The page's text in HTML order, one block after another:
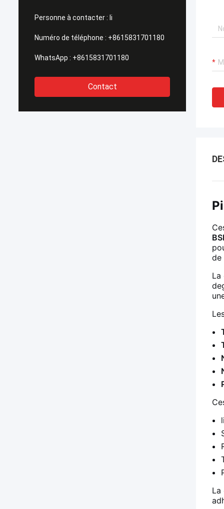
Personne à contacter : li
Numéro de téléphone : +8615831701180
WhatsApp : +8615831701180
Contact
de
La
La